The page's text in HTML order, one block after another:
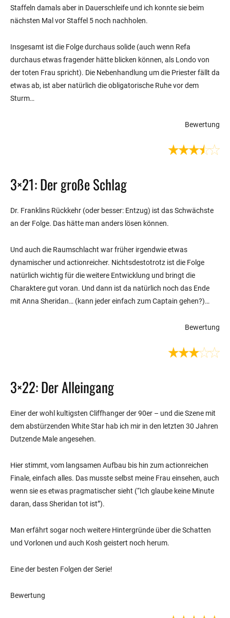
Staffeln damals aber in Dauerschleife und ich konnte sie beim
nächsten Mal vor Staffel 5 noch nachholen.
Insgesamt ist die Folge durchaus solide (auch wenn Refa
durchaus etwas fragender hätte blicken können, als Londo von
der toten Frau spricht). Die Nebenhandlung um die Priester fällt da
etwas ab, ist aber natürlich die obligatorische Ruhe vor dem
Sturm…
Bewertung
3×21: Der große Schlag
Dr. Franklins Rückkehr (oder besser: Entzug) ist das Schwächste
an der Folge. Das hätte man anders lösen können.
Und auch die Raumschlacht war früher irgendwie etwas
dynamischer und actionreicher. Nichtsdestotrotz ist die Folge
natürlich wichtig für die weitere Entwicklung und bringt die
Charaktere gut voran. Und dann ist da natürlich noch das Ende
mit Anna Sheridan… (kann jeder einfach zum Captain gehen?)…
Bewertung
3×22: Der Alleingang
Einer der wohl kultigsten Cliffhanger der 90er – und die Szene mit
dem abstürzenden White Star hab ich mir in den letzten 30 Jahren
Dutzende Male angesehen.
Hier stimmt, vom langsamen Aufbau bis hin zum actionreichen
Finale, einfach alles. Das musste selbst meine Frau einsehen, auch
wenn sie es etwas pragmatischer sieht (“Ich glaube keine Minute
daran, dass Sheridan tot ist”).
Man erfährt sogar noch weitere Hintergründe über die Schatten
und Vorlonen und auch Kosh geistert noch herum.
Eine der besten Folgen der Serie!
Bewertung